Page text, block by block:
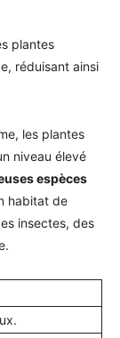
plantes
réduisant ainsi
les plantes
niveau élevé
espèces
habitat de
insectes, des